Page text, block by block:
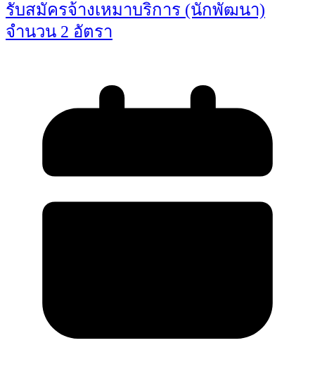
รับสมัครจ้างเหมาบริการ (นักพัฒนา)
จำนวน 2 อัตรา